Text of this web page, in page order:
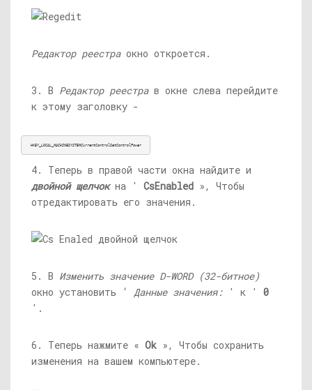
Редактор реестраокно откроется.
3. В Редактор реестрав окне слева перейдите
к этому заголовку -
HKEY_LOCAL_MACHINESYSTEMCurrentControlSetControlPower
4. Теперь в правой части окна найдите и
двойной щелчок на ' CsEnabled », Чтобы
отредактировать его значения.
5. В Изменить значение D-WORD (32-битное)
окно установить ‘ Данные значения: ' к ' 0
'.
6. Теперь нажмите « Ok », Чтобы сохранить
изменения на вашем компьютере.